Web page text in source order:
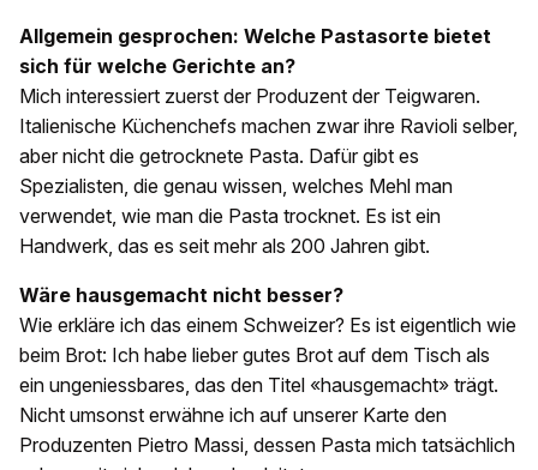
Allgemein gesprochen: Welche Pastasorte bietet
sich für welche Gerichte an?
Mich interessiert zuerst der Produzent der Teigwaren.
Italienische Küchenchefs machen zwar ihre Ravioli selber,
aber nicht die getrocknete Pasta. Dafür gibt es
Spezialisten, die genau wissen, welches Mehl man
verwendet, wie man die Pasta trocknet. Es ist ein
Handwerk, das es seit mehr als 200 Jahren gibt.
Wäre hausgemacht nicht besser?
Wie erkläre ich das einem Schweizer? Es ist eigentlich wie
beim Brot: Ich habe lieber gutes Brot auf dem Tisch als
ein ungeniessbares, das den Titel «haus­gemacht» trägt.
Nicht umsonst erwähne ich auf unserer Karte den
Produzenten Pietro Massi, dessen Pasta mich tatsächlich